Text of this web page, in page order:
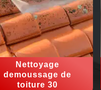
Nettoyage
demoussage de
toiture 30